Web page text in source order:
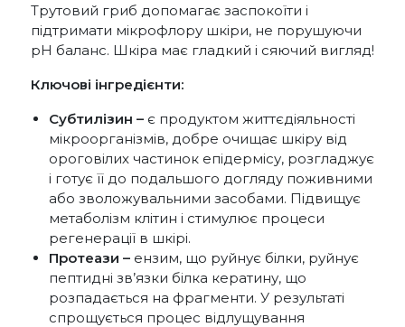
Трутовий гриб допомагає заспокоїти і
підтримати мікрофлору шкіри, не порушуючи
рН баланс. Шкіра має гладкий і сяючий вигляд!
Ключові інгредієнти:
Субтилізин – є продуктом життєдіяльності
мікроорганізмів, добре очищає шкіру від
ороговілих частинок епідермісу, розгладжує
і готує її до подальшого догляду поживними
або зволожувальними засобами. Підвищує
метаболізм клітин і стимулює процеси
регенерації в шкірі.
Протеази – ензим, що руйнує білки, руйнує
пептидні зв’язки білка кератину, що
розпадається на фрагменти. У результаті
спрощується процес відлущування